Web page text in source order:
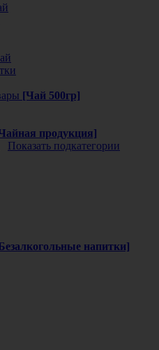
[Чай 500гр]
продукция]
Показать подкатегории
напитки]